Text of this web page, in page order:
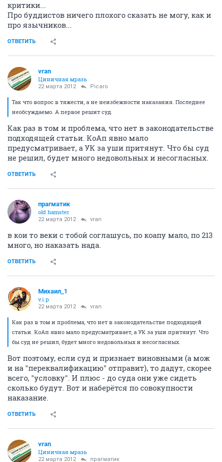
критики...
Про буддистов ничего плохого сказать не могу, как и
про язычников...
ОТВЕТИТЬ
vran
Циничная мразь
22 марта 2012 Picaro
Так что вопрос в тяжести, а не неизбежности наказания. Последнее
необсуждаемо. А первое решит суд.
Как раз в том и проблема, что нет в законодательстве
подходящей статьи. КоАп явно мало
предусматривает, а УК за уши притянут. Что бы суд
не решил, будет много недовольных и несогласных.
ОТВЕТИТЬ
прагматик
old hamster
22 марта 2012 vran
в кои то веки с тобой соглашусь, по коапу мало, по 213
много, но наказать нада.
ОТВЕТИТЬ
Михаил_1
v.i.p.
22 марта 2012 vran
Как раз в том и проблема, что нет в законодательстве подходящей
статьи. КоАп явно мало предусматривает, а УК за уши притянут. Что
бы суд не решил, будет много недовольных и несогласных.
Вот поэтому, если суд и признает виновными (а мож
и на "переквалификацию" отправит), то дадут, скорее
всего, "условку". И плюс - до суда они уже сидеть
сколько будут. Вот и наберётся по совокупности
наказание.
ОТВЕТИТЬ
vran
Циничная мразь
22 марта 2012 прагматик